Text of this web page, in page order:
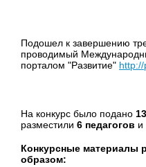
Подошел к завершению
проводимый
порталом "Развитие"
На конкурс было подано
разместили 6 педагогов и
Конкурсные материалы
образом: